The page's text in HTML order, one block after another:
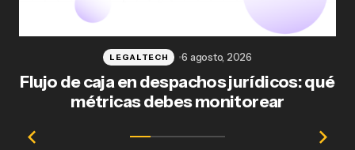
Flujo de caja en despachos jurídicos: qué
métricas debes monitorear
LEGALTECH 6 agosto, 2026